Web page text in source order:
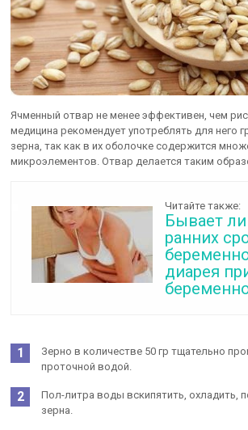
Ячменный отвар не менее эффективен, чем
медицина рекомендует употреблять для него
зерна, так как в их оболочке содержится
микроэлементов. Отвар делается таким
Читайте также:
Бывает
ранних
диарея
Зерно в количестве 50 гр тщательно
проточной водой.
Пол-литра воды вскипятить, охладить,
зерна.